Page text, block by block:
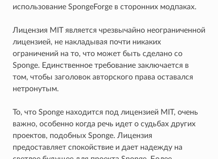
использование SpongeForge в сторонних модпаках.
Лицензия MIT является чрезвычайно неограниченной
лицензией, не накладывая почти никаких
ограничений на то, что может быть сделано со
Sponge. Единственное требование заключается в
том, чтобы заголовок авторского права оставался
нетронутым.
То, что Sponge находится под лицензией MIT, очень
важно, особенно когда речь идет о судьбах других
проектов, подобных Sponge. Лицензия
предоставляет спокойствие и дает надежду на